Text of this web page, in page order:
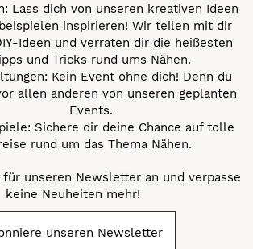
Lass dich von unseren kreativen Ideen
inspirieren! Wir teilen mit dir
Ideen und verraten dir die heißesten
und Tricks rund ums Nähen.
Kein Event ohne dich! Denn du
allen anderen von unseren geplanten
Events.
Sichere dir deine Chance auf tolle
rund um das Thema Nähen.
unseren Newsletter an und verpasse
keine Neuheiten mehr!
unseren Newsletter